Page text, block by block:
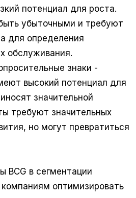
потенциал для роста.
убыточными и требуют
для определения
обслуживания.
знаки -
высокий потенциал для
значительной
требуют значительных
но могут превратиться
BCG в сегментации
компаниям оптимизировать